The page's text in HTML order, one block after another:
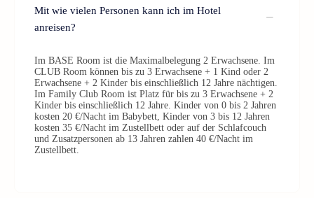
Mit wie vielen Personen kann ich im Hotel
anreisen?
Im BASE Room ist die Maximalbelegung 2 Erwachsene. Im
CLUB Room können bis zu 3 Erwachsene + 1 Kind oder 2
Erwachsene + 2 Kinder bis einschließlich 12 Jahre nächtigen.
Im Family Club Room ist Platz für bis zu 3 Erwachsene + 2
Kinder bis einschließlich 12 Jahre. Kinder von 0 bis 2 Jahren
kosten 20 €/Nacht im Babybett, Kinder von 3 bis 12 Jahren
kosten 35 €/Nacht im Zustellbett oder auf der Schlafcouch
und Zusatzpersonen ab 13 Jahren zahlen 40 €/Nacht im
Zustellbett.